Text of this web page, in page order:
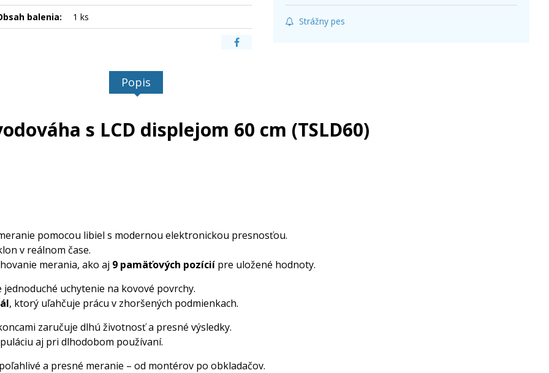
Strážny pes
balenia:
1 ks
Popis
s LCD displejom 60 cm (TSLD60)
pomocou libiel s modernou elektronickou presnosťou.
v reálnom čase.
merania, ako aj 9 pamäťových pozícií pre uložené hodnoty.
uchytenie na kovové povrchy.
, ktorý uľahčuje prácu v zhoršených podmienkach.
zaručuje dlhú životnosť a presné výsledky.
aj pri dlhodobom používaní.
a presné meranie – od montérov po obkladačov.